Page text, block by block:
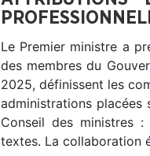
Le Premier ministre a
des membres du
2025, définissent les
administrations
Conseil des ministres
textes. La collaboration